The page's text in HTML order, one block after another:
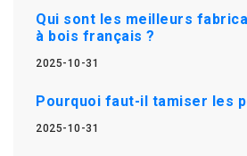
Qui sont les meilleurs
à bois français ?
2025-10-31
Pourquoi faut-il tamiser les
2025-10-31